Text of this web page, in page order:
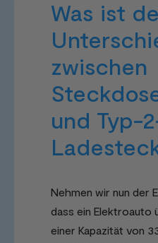
Was ist
zwischen
und Typ-
Nehmen wir nun der
dass ein Elektroauto
einer Kapazität von